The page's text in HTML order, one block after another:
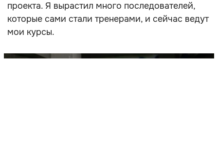
проекта. Я вырастил много последователей,
которые сами стали тренерами, и сейчас ведут
мои курсы.